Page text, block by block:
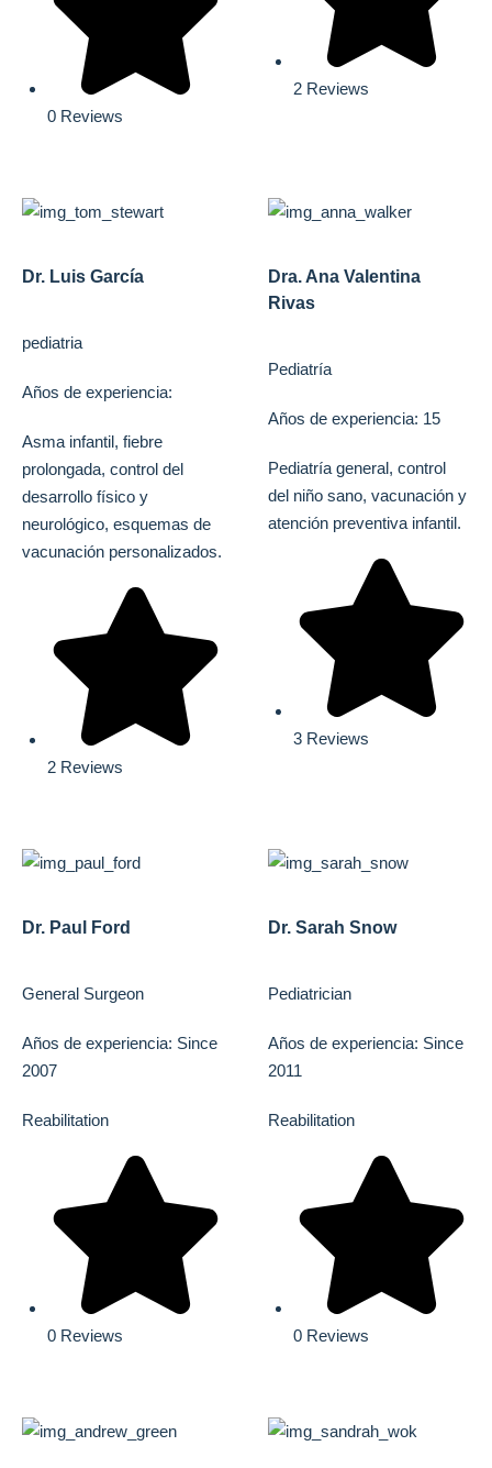
0 Reviews
2 Reviews
Dr. Luis García
pediatria
Años de experiencia:
Asma infantil, fiebre
prolongada, control del
desarrollo físico y
neurológico, esquemas de
vacunación personalizados.
2 Reviews
Dra. Ana Valentina
Rivas
Pediatría
Años de experiencia: 15
Pediatría general, control
del niño sano, vacunación y
atención preventiva infantil.
3 Reviews
Dr. Paul Ford
General Surgeon
Años de experiencia: Since
2007
Reabilitation
0 Reviews
Dr. Sarah Snow
Pediatrician
Años de experiencia: Since
2011
Reabilitation
0 Reviews